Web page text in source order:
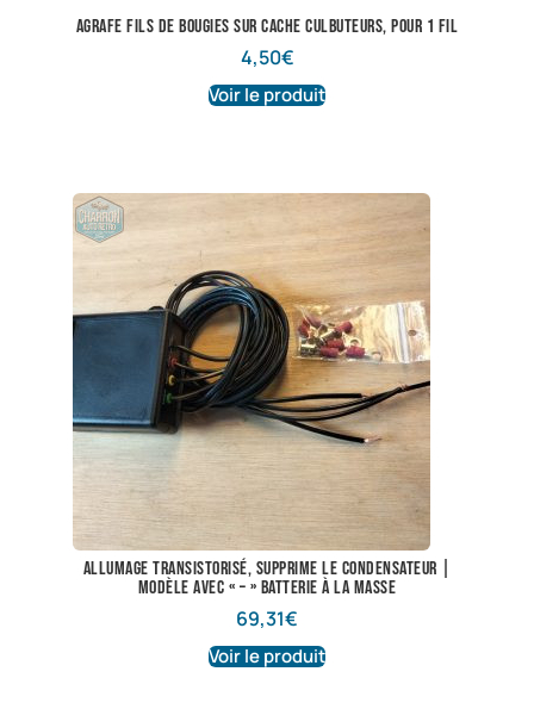
Agrafe fils de bougies sur cache culbuteurs, pour 1 fil
4,50€
Voir le produit
Allumage transistorisé, supprime le condensateur |
Modèle avec « – » batterie à la masse
69,31€
Voir le produit